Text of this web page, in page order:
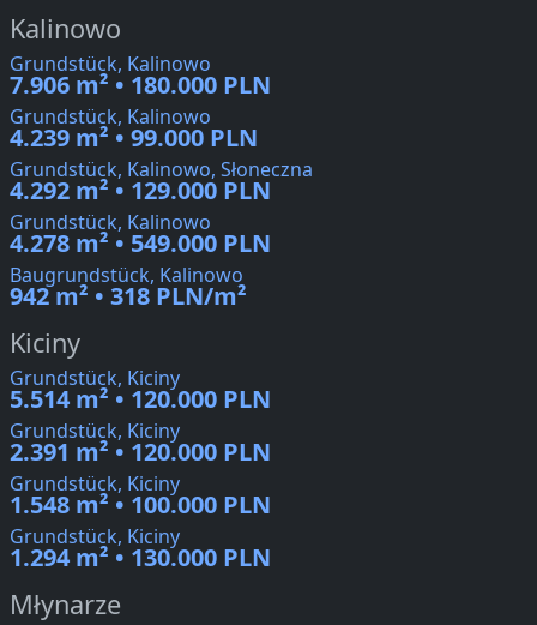
Kalinowo
Grundstück, Kalinowo
7.906 m² • 180.000 PLN
Grundstück, Kalinowo
4.239 m² • 99.000 PLN
Grundstück, Kalinowo, Słoneczna
4.292 m² • 129.000 PLN
Grundstück, Kalinowo
4.278 m² • 549.000 PLN
Baugrundstück, Kalinowo
942 m² • 318 PLN/m²
Kiciny
Grundstück, Kiciny
5.514 m² • 120.000 PLN
Grundstück, Kiciny
2.391 m² • 120.000 PLN
Grundstück, Kiciny
1.548 m² • 100.000 PLN
Grundstück, Kiciny
1.294 m² • 130.000 PLN
Młynarze